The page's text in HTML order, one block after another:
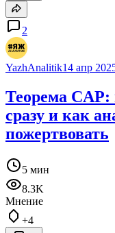
2
YazhAnalitik14 апр
Теорема CAP:
сразу и как
пожертвовать
5 мин
8.3K
Мнение
+4